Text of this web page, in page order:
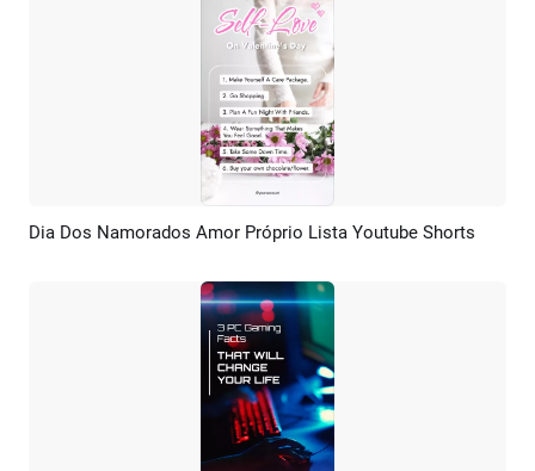
Pré-visualizar Criar IA
Dia Dos Namorados Amor Próprio Lista Youtube Shorts